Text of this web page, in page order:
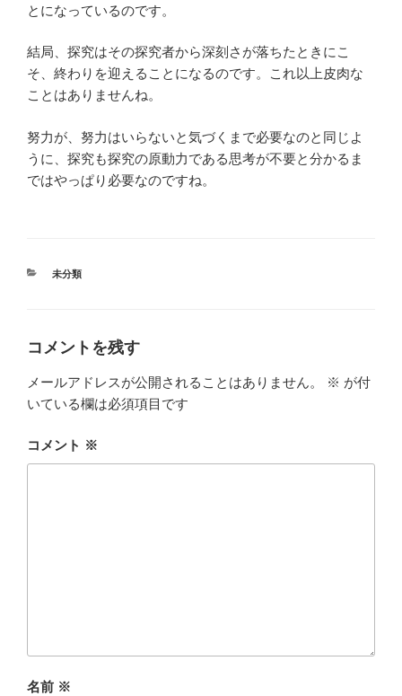
とになっているのです。
結局、探究はその探究者から深刻さが落ちたときにこ
そ、終わりを迎えることになるのです。これ以上皮肉な
ことはありませんね。
努力が、努力はいらないと気づくまで必要なのと同じよ
うに、探究も探究の原動力である思考が不要と分かるま
ではやっぱり必要なのですね。
カ
未分類
コメントを残す
メールアドレスが公開されることはありません。 ※ が付
いている欄は必須項目です
コメント ※
名前 ※